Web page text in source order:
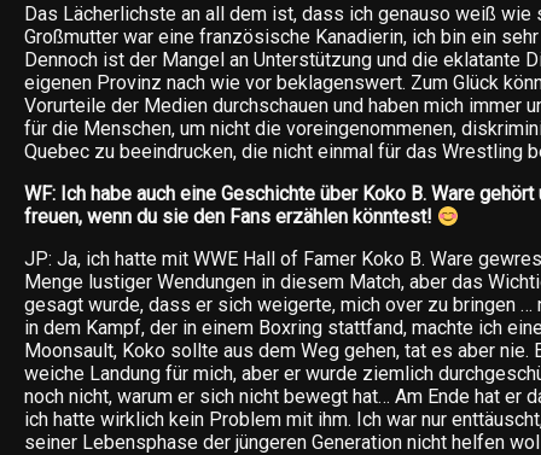
Das Lächerlichste an all dem ist, dass ich genauso weiß wie
Großmutter war eine französische Kanadierin, ich bin ein
Dennoch ist der Mangel an Unterstützung und die eklatante
eigenen Provinz nach wie vor beklagenswert. Zum Glück
Vorurteile der Medien durchschauen und haben mich immer
für die Menschen, um nicht die voreingenommenen,
Quebec zu beeindrucken, die nicht einmal für das Wrestling
WF: Ich habe auch eine Geschichte über Koko B. Ware
freuen, wenn du sie den Fans erzählen könntest!
JP: Ja, ich hatte mit WWE Hall of Famer Koko B. Ware
Menge lustiger Wendungen in diesem Match, aber das
gesagt wurde, dass er sich weigerte, mich over zu bringen …
in dem Kampf, der in einem Boxring stattfand, machte ich
Moonsault, Koko sollte aus dem Weg gehen, tat es aber nie.
weiche Landung für mich, aber er wurde ziemlich
noch nicht, warum er sich nicht bewegt hat… Am Ende hat er
ich hatte wirklich kein Problem mit ihm. Ich war nur
seiner Lebensphase der jüngeren Generation nicht helfen